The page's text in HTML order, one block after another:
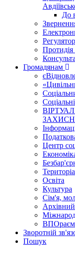
До
Протидія
Громадянам
Центр
Освіта
Культура
Сім'я,
Архівний
Зворотній
Пошук